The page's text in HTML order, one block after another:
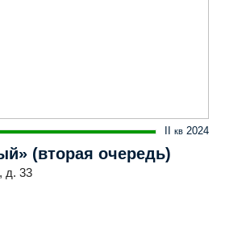
II кв 2024
(вторая очередь)
д. 33